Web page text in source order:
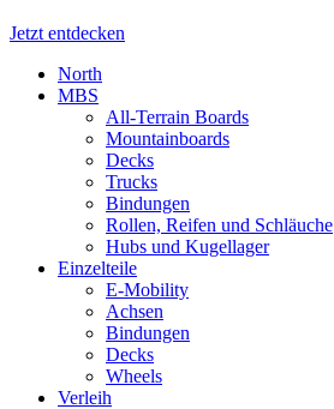
Jetzt entdecken
North
MBS
All-Terrain Boards
Mountainboards
Decks
Trucks
Bindungen
Rollen, Reifen und Schläuche
Hubs und Kugellager
Einzelteile
E-Mobility
Achsen
Bindungen
Decks
Wheels
Verleih